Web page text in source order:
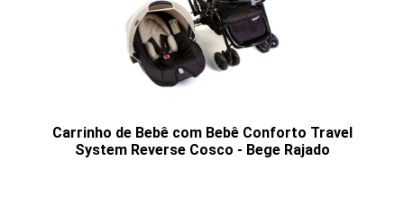
Carrinho de Bebê com Bebê Conforto Travel
System Reverse Cosco - Bege Rajado